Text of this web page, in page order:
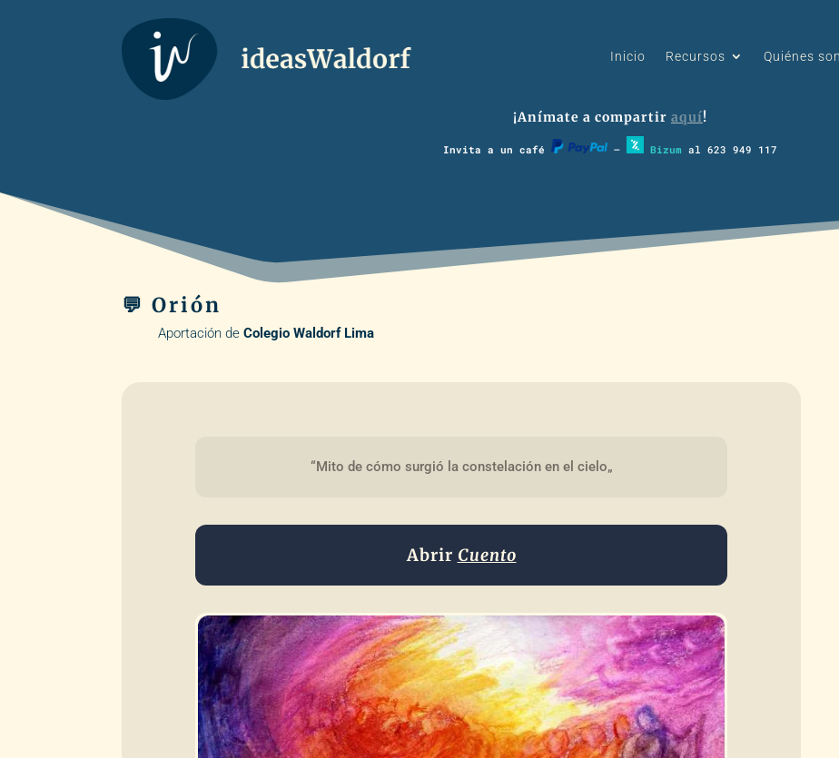
Inicio Recursos Quiénes
¡Anímate a compartir aquí!
Invita a un café – Bizum al 623 949 117
💬 Orión
Aportación deColegio Waldorf Lima
“Mito de cómo surgió la constelación en el cielo„
Abrir Cuento